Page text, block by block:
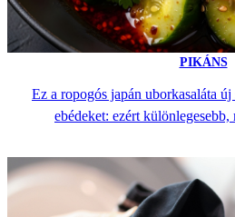
PIKÁNS
Ez a ropogós japán uborkasaláta
ebédeket: ezért